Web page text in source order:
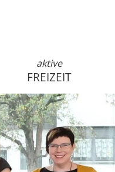
anmelden
aktive
FREIZEIT